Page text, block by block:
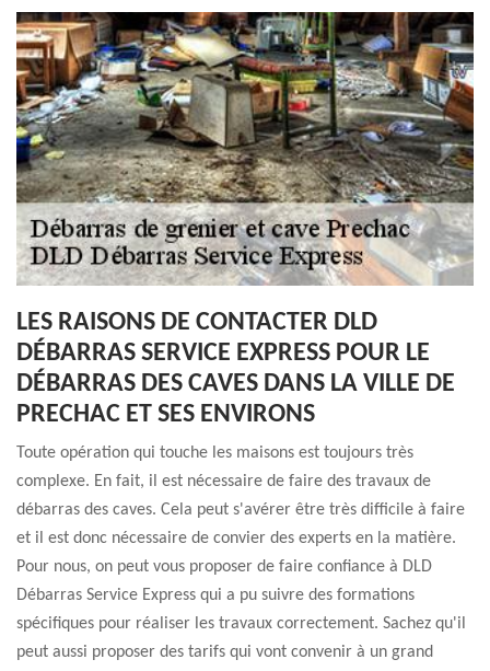
LES RAISONS DE CONTACTER DLD
DÉBARRAS SERVICE EXPRESS POUR LE
DÉBARRAS DES CAVES DANS LA VILLE DE
PRECHAC ET SES ENVIRONS
Toute opération qui touche les maisons est toujours très
complexe. En fait, il est nécessaire de faire des travaux de
débarras des caves. Cela peut s'avérer être très difficile à faire
et il est donc nécessaire de convier des experts en la matière.
Pour nous, on peut vous proposer de faire confiance à DLD
Débarras Service Express qui a pu suivre des formations
spécifiques pour réaliser les travaux correctement. Sachez qu'il
peut aussi proposer des tarifs qui vont convenir à un grand